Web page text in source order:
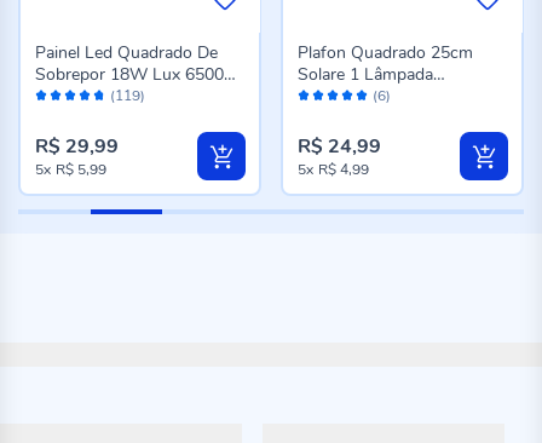
Avaliação: (119)
Painel Led Quadrado De
Sobrepor 18W Lux 6500K
Taschibra - Bivolt
R$ 29,99
5x R$ 5,99
Avaliação: (6)
Plafon Quadrado 25cm
Solare 1 Lâmpada
Taschibra - Bivolt
R$ 24,99
5x R$ 4,99